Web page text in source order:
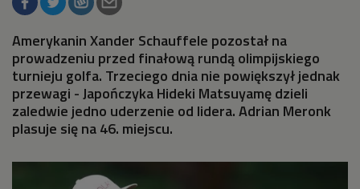
Amerykanin Xander Schauffele pozostał na
prowadzeniu przed finałową rundą olimpijskiego
turnieju golfa. Trzeciego dnia nie powiększył jednak
przewagi - Japończyka Hideki Matsuyamę dzieli
zaledwie jedno uderzenie od lidera. Adrian Meronk
plasuje się na 46. miejscu.